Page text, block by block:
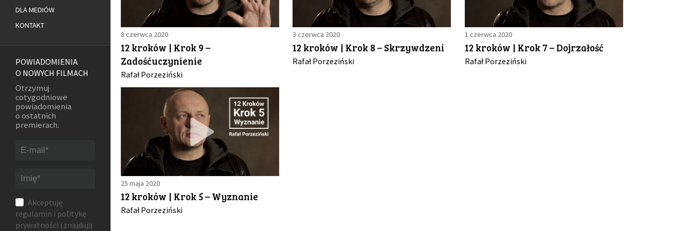
8 czerwca 2020
12 kroków | Krok 9 –
Zadośćuczynienie
Rafał Porzeziński
3 czerwca 2020
12 kroków | Krok 8 – Skrzywdzeni
Rafał Porzeziński
1 czerwca 2020
12 kroków | Krok 7 – Dojrzałość
Rafał Porzeziński
25 maja 2020
12 kroków | Krok 5 – Wyznanie
Rafał Porzeziński
DLA MEDIÓW
KONTAKT
POWIADOMIENIA
O NOWYCH FILMACH
Otrzymuj
cotygodniowe
powiadomienia
o ostatnich
premierach.
Akceptuję
regulamin i politykę
prywatności (znajdują